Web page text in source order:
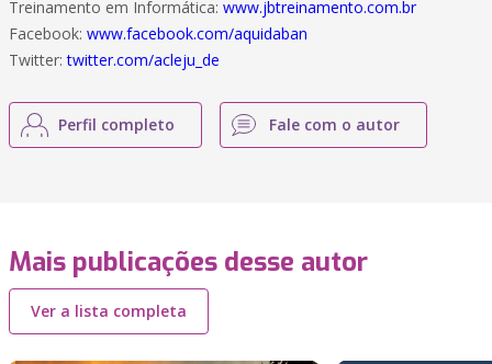
Treinamento em Informática: www.jbtreinamento.com.br
Facebook: www.facebook.com/aquidaban
Twitter:twitter.com/acleju_de
Perfil completo Fale com o autor
Mais publicações desse autor
Ver a lista completa